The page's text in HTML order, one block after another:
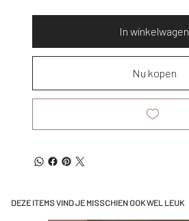
In winkelwagen
Nu kopen
DEZE ITEMS VIND JE MISSCHIEN OOK WEL LEUK